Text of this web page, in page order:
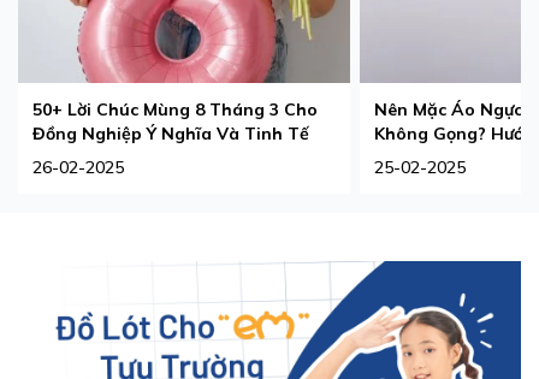
50+ Lời Chúc Mùng 8 Tháng 3 Cho
Đồng Nghiệp Ý Nghĩa Và Tinh Tế
26-02-2025
Nên Mặc Áo Ngực
Không Gọng?
Phù Hợp Nhất
25-02-2025